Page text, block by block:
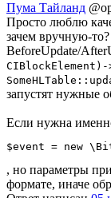
Пума Тайланд
Просто люблю
зачем вручную-
BeforeUpdate/
запустят нужные
Если нужна
$event = new
, но параметры
формате, иначе